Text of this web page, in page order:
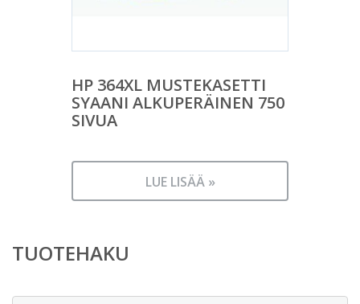
HP 364XL MUSTEKASETTI
SYAANI ALKUPERÄINEN 750
SIVUA
LUE LISÄÄ »
TUOTEHAKU